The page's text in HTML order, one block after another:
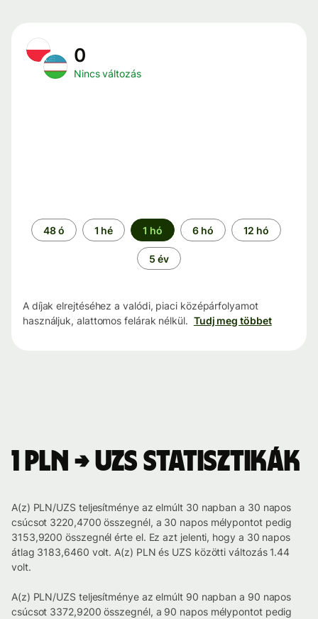
0
Nincs változás
Időszak
48 ó 1 hé 1 hó 6 hó 12 hó
5 év
A díjak elrejtéséhez a valódi, piaci középárfolyamot
használjuk, alattomos felárak nélkül. Tudj meg többet
1 PLN → UZS statisztikák
A(z) PLN/UZS teljesítménye az elmúlt 30 napban a 30 napos
csúcsot 3220,4700 összegnél, a 30 napos mélypontot pedig
3153,9200 összegnél érte el. Ez azt jelenti, hogy a 30 napos
átlag 3183,6460 volt. A(z) PLN és UZS közötti változás 1.44
volt.
A(z) PLN/UZS teljesítménye az elmúlt 90 napban a 90 napos
csúcsot 3372,9200 összegnél, a 90 napos mélypontot pedig